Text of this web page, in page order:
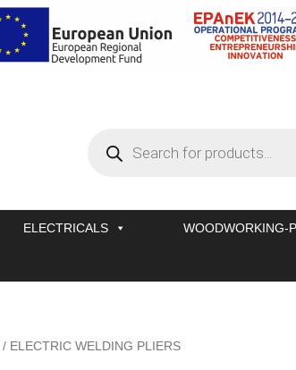
ELECTRICALS WOODWORKING-
/ ELECTRIC WELDING PLIERS